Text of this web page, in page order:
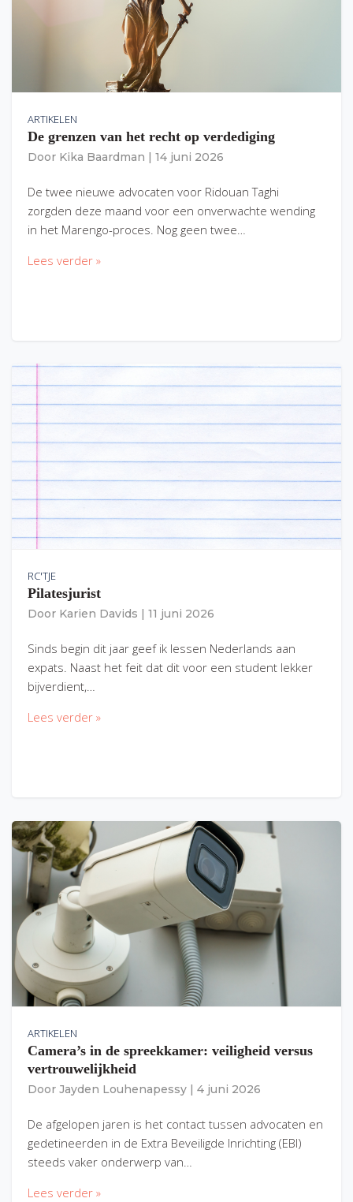
ARTIKELEN
De grenzen van het recht op verdediging
Door Kika Baardman 14 juni 2026
De twee nieuwe advocaten voor Ridouan Taghi
zorgden deze maand voor een onverwachte wending
in het Marengo-proces. Nog geen twee…
Lees verder »
RC'TJE
Pilatesjurist
Door Karien Davids 11 juni 2026
Sinds begin dit jaar geef ik lessen Nederlands aan
expats. Naast het feit dat dit voor een student lekker
bijverdient,…
Lees verder »
ARTIKELEN
Camera’s in de spreekkamer: veiligheid versus
vertrouwelijkheid
Door Jayden Louhenapessy 4 juni 2026
De afgelopen jaren is het contact tussen advocaten en
gedetineerden in de Extra Beveiligde Inrichting (EBI)
steeds vaker onderwerp van…
Lees verder »